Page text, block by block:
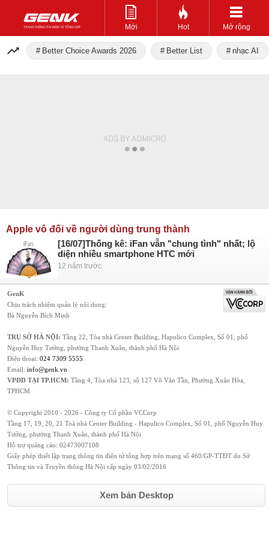
Mới Hot Mở rộng
Better Choice Awards 2026 Better List nhạc AI
Apple vô đối về người dùng trung thành
[16/07]Thống kê: iFan vẫn "chung tình" nhất; lộ
diện nhiều smartphone HTC mới
12 năm trước
GenK
Chịu trách nhiệm quản lý nội dung:
Bà Nguyễn Bích Minh
TRỤ SỞ HÀ NỘI: Tầng 22, Tòa nhà Center Building, Hapulico Complex, Số 01, phố
Nguyễn Huy Tưởng, phường Thanh Xuân, thành phố Hà Nội
Điện thoại: 024 7309 5555
Email: info@genk.vn
VPĐD TẠI TP.HCM: Tầng 4, Tòa nhà 123, số 127 Võ Văn Tần, Phường Xuân Hòa,
TPHCM
© Copyright 2010 - 2026 - Công ty Cổ phần VCCorp
Tầng 17, 19, 20, 21 Toà nhà Center Building - Hapulico Complex, Số 01, phố Nguyễn Huy
Tưởng, phường Thanh Xuân, thành phố Hà Nội
Hỗ trợ quảng cáo: 02473007108
Giấy phép thiết lập trang thông tin điện tử tổng hợp trên mạng số 460/GP-TTĐT do Sở
Thông tin và Truyền thông Hà Nội cấp ngày 03/02/2016
Xem bản Desktop